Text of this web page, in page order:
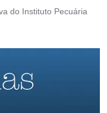
do Instituto Pecuária